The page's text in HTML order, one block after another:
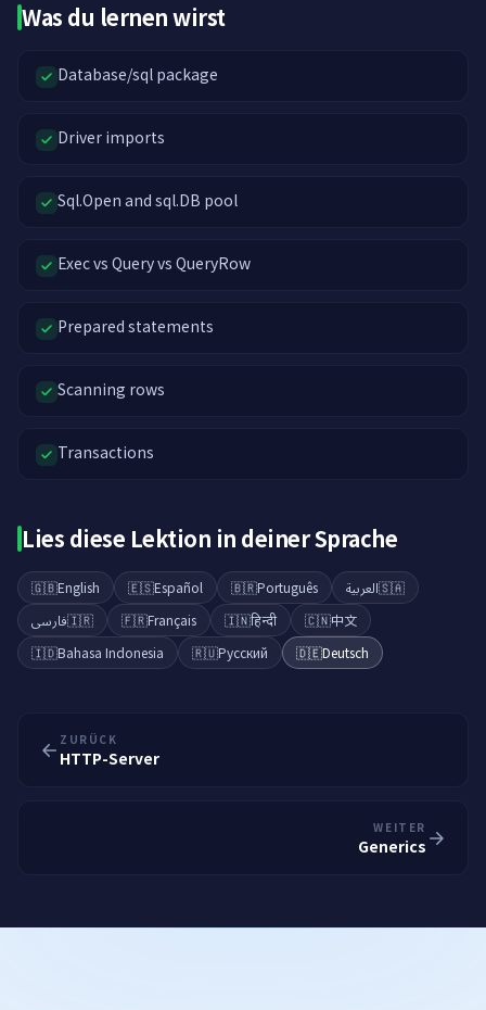
Was du lernen wirst
Database/sql package
Driver imports
Sql.Open and sql.DB pool
Exec vs Query vs QueryRow
Prepared statements
Scanning rows
Transactions
Lies diese Lektion in deiner Sprache
🇬🇧English 🇪🇸Español 🇧🇷Português 🇸🇦العربية
🇮🇷فارسی 🇫🇷Français 🇮🇳हिन्दी 🇨🇳中文
🇮🇩Bahasa Indonesia 🇷🇺Русский 🇩🇪Deutsch
ZURÜCK
HTTP-Server
WEITER
Generics